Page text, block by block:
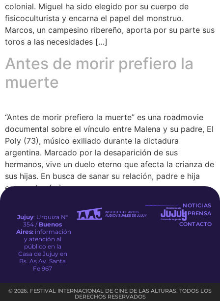
colonial. Miguel ha sido elegido por su cuerpo de
fisicoculturista y encarna el papel del monstruo.
Marcos, un campesino ribereño, aporta por su parte sus
toros a las necesidades […]
Antes de morir prefiero la
muerte
“Antes de morir prefiero la muerte” es una roadmovie
documental sobre el vínculo entre Malena y su padre, El
Poly (73), músico exiliado durante la dictadura
argentina. Marcado por la desaparición de sus
hermanos, vive un duelo eterno que afecta la crianza de
sus hijas. En busca de sanar su relación, padre e hija
emprenden […]
Jujuy: Urquiza N°
354 / Buenos
Aires: información
y atención al
público en la
Casa de Jujuy en
Bs. As Av. Santa
Fe 967
NOTICIAS
Y PRENSA
CONTACTO
© 2026. FESTIVAL INTERNACIONAL DE CINE DE LAS ALTURAS. TODOS LOS
DERECHOS RESERVADOS